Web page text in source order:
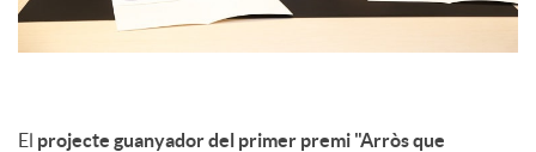
El projecte guanyador del primer premi "Arròs que